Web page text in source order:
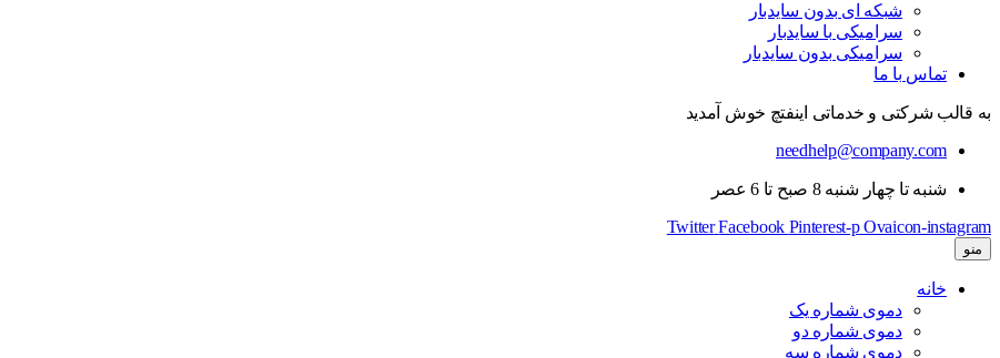
شبکه ای بدون سایدبار
سرامیکی با سایدبار
سرامیکی بدون سایدبار
تماس با ما
به قالب شرکتی و خدماتی اینفتچ خوش آمدید
needhelp@company.com
شنبه تا چهار شنبه 8 صبح تا 6 عصر
Twitter Facebook Pinterest-p Ovaicon-instagram
منو
خانه
دموی شماره یک
دموی شماره دو
دموی شماره سه